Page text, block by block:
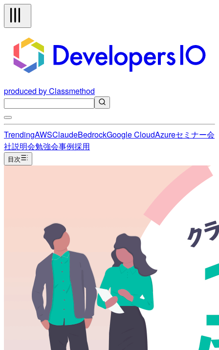
produced by Classmethod
TrendingAWSClaudeBedrockGoogle CloudAzureセミナー会
社説明会勉強会事例採用
目次